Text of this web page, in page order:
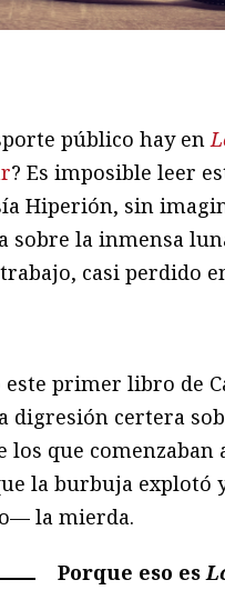
público hay en
? Es imposible leer
Hiperión, sin
sobre la inmensa
casi perdido
primer libro de
digresión certera
que comenzaban
la burbuja explotó
la mierda.
Porque eso es